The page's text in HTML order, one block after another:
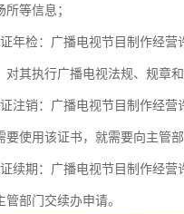
等信息；
年检：广播电视节目制作经
其执行广播电视法规、规章
注销：广播电视节目制作经
使用该证书，就需要向主管部
续期：广播电视节目制作经
部门交续办申请。